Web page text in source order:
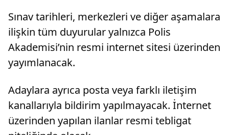
Sınav tarihleri, merkezleri ve diğer aşamalara
ilişkin tüm duyurular yalnızca Polis
Akademisi’nin resmi internet sitesi üzerinden
yayımlanacak.
Adaylara ayrıca posta veya farklı iletişim
kanallarıyla bildirim yapılmayacak. İnternet
üzerinden yapılan ilanlar resmi tebligat